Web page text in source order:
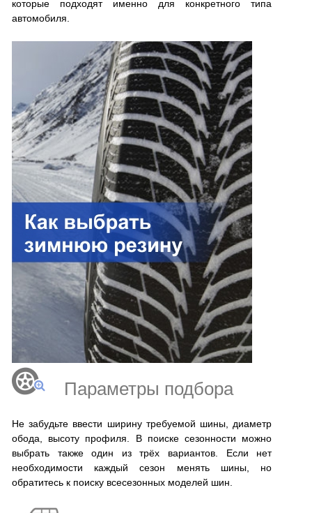
которые подходят именно для конкретного типа
автомобиля.
Параметры подбора
Не забудьте ввести ширину требуемой шины, диаметр
обода, высоту профиля. В поиске сезонности можно
выбрать также один из трёх вариантов. Если нет
необходимости каждый сезон менять шины, но
обратитесь к поиску всесезонных моделей шин.